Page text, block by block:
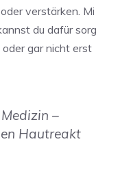
verstärken. Mi
du dafür sorg
gar nicht erst
–
Hautreakt